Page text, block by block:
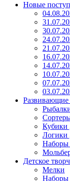
Новые
Кубики
Логики
Детское
Мелки
Наборы